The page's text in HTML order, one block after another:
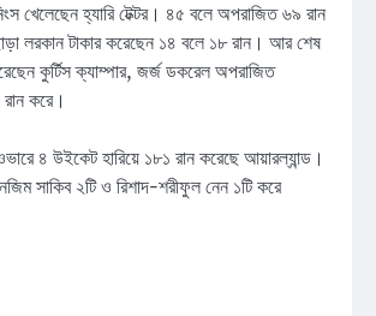
খেলেছেন হ্যারি টেক্টর। ৪৫ বলে অপরাজিত ৬৯ রান
লরকান টাকার করেছেন ১৪ বলে ১৮ রান। আর শেষ
কুর্টিস ক্যাম্পার, জর্জ ডকরেল অপরাজিত
করে।
৪ উইকেট হারিয়ে ১৮১ রান করেছে আয়ারল্যান্ড।
সাকিব ২টি ও রিশাদ-শরীফুল নেন ১টি করে